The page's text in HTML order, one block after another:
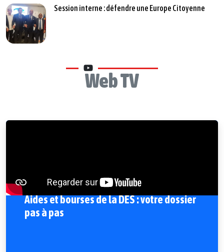
Session interne : défendre une Europe Citoyenne
Web TV
Aides et bourses de la DES : votre dossier
pas à pas